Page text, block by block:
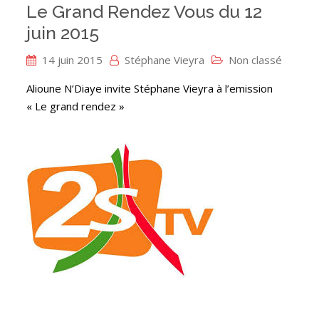
Le Grand Rendez Vous du 12
juin 2015
14 juin 2015 Stéphane Vieyra
Non classé
Alioune N’Diaye invite Stéphane Vieyra à l’emission
« Le grand rendez »